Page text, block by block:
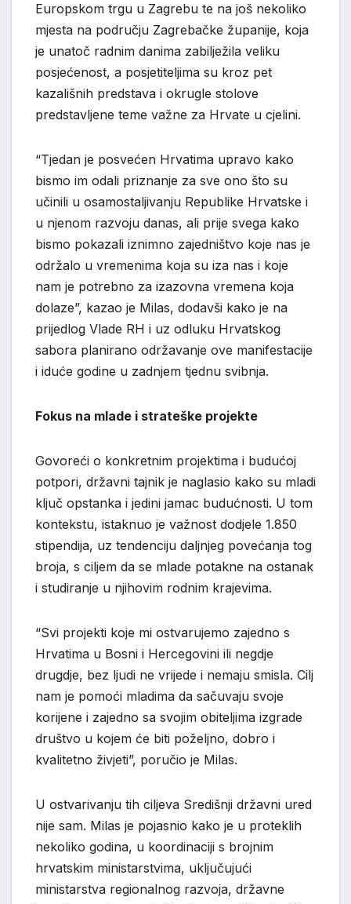
Europskom trgu u Zagrebu te na još nekoliko
mjesta na području Zagrebačke županije, koja
je unatoč radnim danima zabilježila veliku
posjećenost, a posjetiteljima su kroz pet
kazališnih predstava i okrugle stolove
predstavljene teme važne za Hrvate u cjelini.
“Tjedan je posvećen Hrvatima upravo kako
bismo im odali priznanje za sve ono što su
učinili u osamostaljivanju Republike Hrvatske i
u njenom razvoju danas, ali prije svega kako
bismo pokazali iznimno zajedništvo koje nas je
održalo u vremenima koja su iza nas i koje
nam je potrebno za izazovna vremena koja
dolaze”, kazao je Milas, dodavši kako je na
prijedlog Vlade RH i uz odluku Hrvatskog
sabora planirano održavanje ove manifestacije
i iduće godine u zadnjem tjednu svibnja.
Fokus na mlade i strateške projekte
Govoreći o konkretnim projektima i budućoj
potpori, državni tajnik je naglasio kako su mladi
ključ opstanka i jedini jamac budućnosti. U tom
kontekstu, istaknuo je važnost dodjele 1.850
stipendija, uz tendenciju daljnjeg povećanja tog
broja, s ciljem da se mlade potakne na ostanak
i studiranje u njihovim rodnim krajevima.
“Svi projekti koje mi ostvarujemo zajedno s
Hrvatima u Bosni i Hercegovini ili negdje
drugdje, bez ljudi ne vrijede i nemaju smisla. Cilj
nam je pomoći mladima da sačuvaju svoje
korijene i zajedno sa svojim obiteljima izgrade
društvo u kojem će biti poželjno, dobro i
kvalitetno živjeti”, poručio je Milas.
U ostvarivanju tih ciljeva Središnji državni ured
nije sam. Milas je pojasnio kako je u proteklih
nekoliko godina, u koordinaciji s brojnim
hrvatskim ministarstvima, uključujući
ministarstva regionalnog razvoja, državne